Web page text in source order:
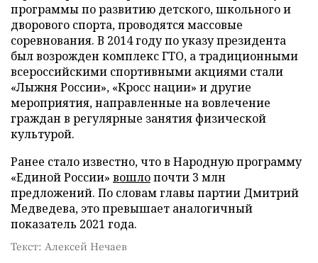
программы по развитию детского, школьного и
дворового спорта, проводятся массовые
соревнования. В 2014 году по указу президента
был возрожден комплекс ГТО, а традиционными
всероссийскими спортивными акциями стали
«Лыжня России», «Кросс нации» и другие
мероприятия, направленные на вовлечение
граждан в регулярные занятия физической
культурой.
Ранее стало известно, что в Народную программу
«Единой России» вошлопочти 3 млн
предложений. По словам главы партии Дмитрий
Медведева, это превышает аналогичный
показатель 2021 года.
Текст: Алексей Нечаев